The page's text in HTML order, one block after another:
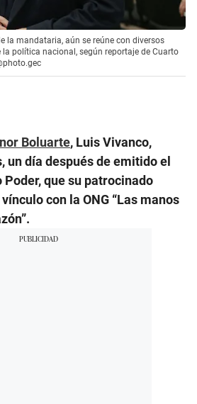
la mandataria, aún se reúne con diversos
política nacional, según reportaje de Cuarto
Boluarte, Luis Vivanco,
un día después de emitido el
que su patrocinado
con la ONG “Las manos